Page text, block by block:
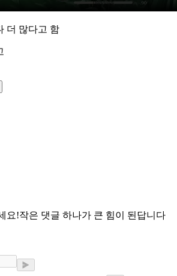
더 많다고 함
요!작은 댓글 하나가 큰 힘이 된답니다